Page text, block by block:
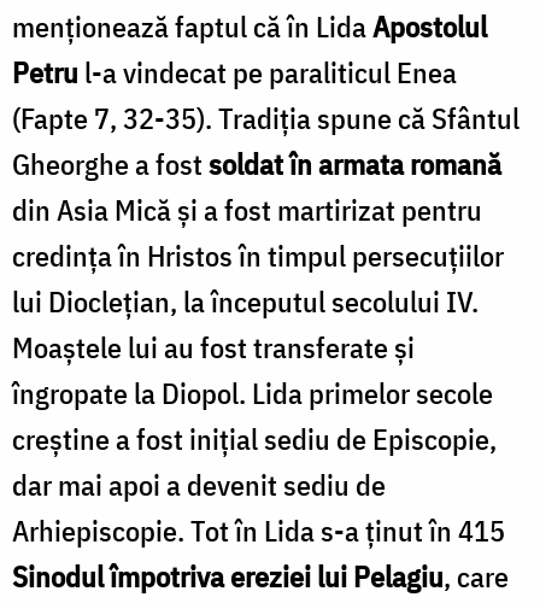
menţionează faptul că în LidaApostolul
Petru l-a vindecat pe pa­raliticul Enea
(Fapte 7, 32-35). Tradiţia spune că Sfântul
Gheorghe a fostsoldat în armata ro­mană
din Asia Mică şi a fost martirizat pentru
credinţa în Hristos în timpul persecuţiilor
lui Diocleţian, la începutul secolului IV.
Moaştele lui au fost transferate şi
îngropate la Diopol. Lida primelor secole
creştine a fost iniţial sediu de Episcopie,
dar mai apoi a devenit sediu de
Arhiepiscopie. Tot în Lida s-a ţinut în 415
Sinodul împotriva ereziei lui Pelagiu, care